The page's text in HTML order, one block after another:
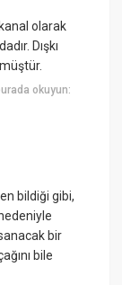
olarak
Dışkı
okuyun:
bildiği gibi,
bir
bile